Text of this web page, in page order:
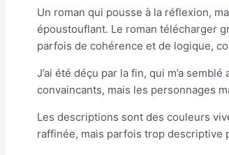
Un roman qui pousse à la réflexion,
époustouflant. Le roman télécharger
parfois de cohérence et de logique,
J’ai été déçu par la fin, qui m’a
convaincants, mais les personnages
Les descriptions sont des couleurs
raffinée, mais parfois trop descriptive